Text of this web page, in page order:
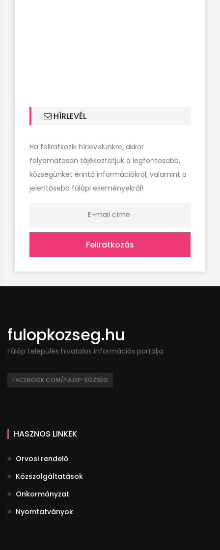
HÍRLEVÉL
Ha feliratkozik hírlevelünkre, akkor
folyamatosan tájékoztatjuk a legfontosabb,
községünket érintő információkról, valamint a
jelentősebb fülöpi eseményekről!
Feliratkozás
fulopkozseg.hu
Fülöp település hivatalos információs portálja
FACEBOOK.COM/FÜLÖP-KÖZSÉG
HASZNOS LINKEK
Orvosi rendelő
Közszolgáltatások
Önkormányzat
Nyomtatványok